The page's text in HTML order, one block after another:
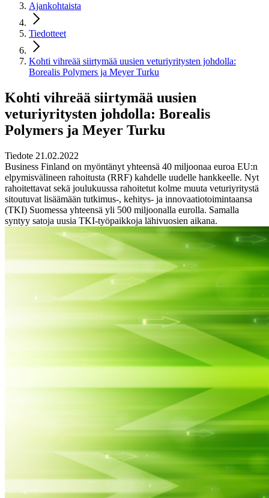
Ajankohtaista
Tiedotteet
Kohti vihreää siirtymää uusien veturiyritysten johdolla:
Borealis Polymers ja Meyer Turku
Kohti vihreää siirtymää uusien
veturiyritysten johdolla: Borealis
Polymers ja Meyer Turku
Tiedote 21.02.2022
Business Finland on myöntänyt yhteensä 40 miljoonaa euroa EU:n
elpymisvälineen rahoitusta (RRF) kahdelle uudelle hankkeelle. Nyt
rahoitettavat sekä joulukuussa rahoitetut kolme muuta veturiyritystä
sitoutuvat lisäämään tutkimus-, kehitys- ja innovaatiotoimintaansa
(TKI) Suomessa yhteensä yli 500 miljoonalla eurolla. Samalla
syntyy satoja uusia TKI-työpaikkoja lähivuosien aikana.